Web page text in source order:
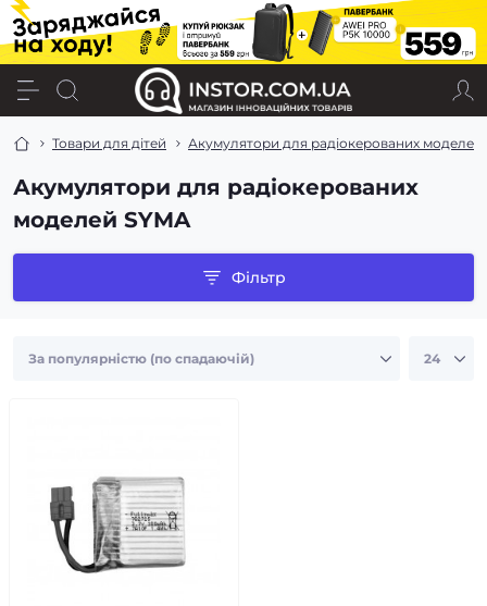
Товари для дітей Акумулятори для радіокерованих моделей
Акумулятори для радіокерованих
моделей SYMA
Фільтр